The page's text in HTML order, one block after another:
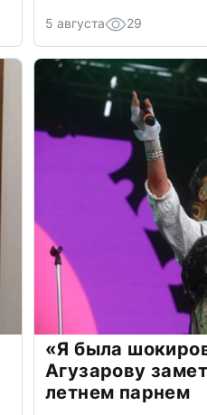
5 августа 29
«Я была
Агузарову
летнем парнем